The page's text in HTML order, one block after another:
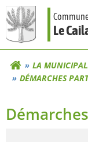
Aller
au
contenu
Le
LA
DÉMARCHES